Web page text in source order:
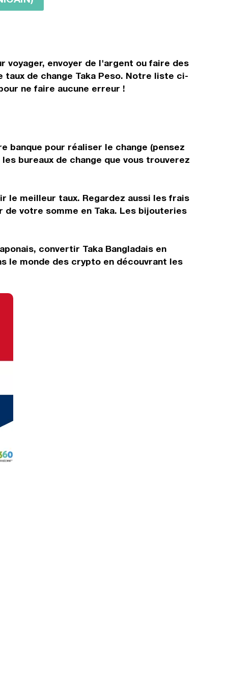
voyager, envoyer de l'argent ou faire des
de change Taka Peso. Notre liste ci-
ne faire aucune erreur !
banque pour réaliser le change (pensez
bureaux de change que vous trouverez
le meilleur taux. Regardez aussi les frais
votre somme en Taka. Les bijouteries
convertir Taka Bangladais en
le monde des crypto en découvrant les